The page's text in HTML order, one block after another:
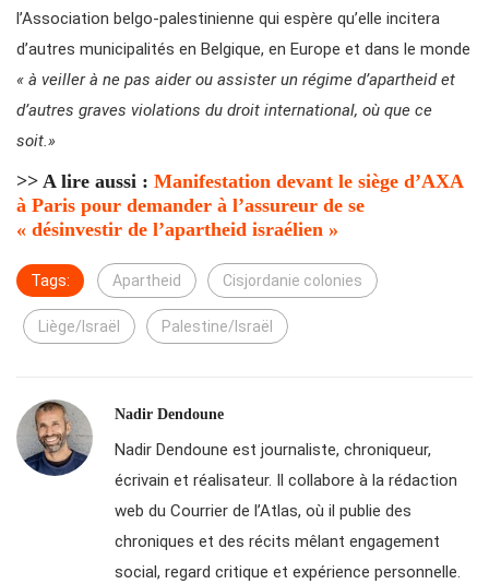
l’Association belgo-⁠palestinienne qui espère qu’elle incitera
d’autres municipalités en Belgique, en Europe et dans le monde
« à veiller à ne pas aider ou assister un régime d’apartheid et
d’autres graves violations du droit international, où que ce
soit.»
>> A lire aussi : Manifestation devant le siège d’AXA
à Paris pour demander à l’assureur de se
« désinvestir de l’apartheid israélien »
Tags: Apartheid Cisjordanie colonies
Liège/Israël Palestine/Israël
Nadir Dendoune
Nadir Dendoune est journaliste, chroniqueur,
écrivain et réalisateur. Il collabore à la rédaction
web du Courrier de l’Atlas, où il publie des
chroniques et des récits mêlant engagement
social, regard critique et expérience personnelle.